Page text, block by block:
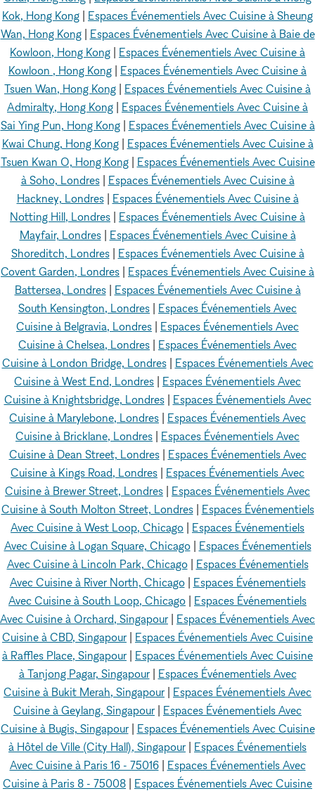
Kok, Hong Kong
Espaces Événementiels Avec Cuisine à Sheung
Wan, Hong Kong| Espaces Événementiels Avec Cuisine à Baie de
Kowloon, Hong Kong
Espaces Événementiels Avec Cuisine à
Kowloon , Hong Kong
Espaces Événementiels Avec Cuisine à
Tsuen Wan, Hong Kong
Espaces Événementiels Avec Cuisine à
Admiralty, Hong Kong
Espaces Événementiels Avec Cuisine à
Sai Ying Pun, Hong Kong| Espaces Événementiels Avec Cuisine à
Kwai Chung, Hong Kong| Espaces Événementiels Avec Cuisine à
Tsuen Kwan O, Hong Kong| Espaces Événementiels Avec Cuisine
à Soho, Londres| Espaces Événementiels Avec Cuisine à
Hackney, Londres| Espaces Événementiels Avec Cuisine à
Notting Hill, Londres
Espaces Événementiels Avec Cuisine à
Mayfair, Londres| Espaces Événementiels Avec Cuisine à
Shoreditch, Londres| Espaces Événementiels Avec Cuisine à
Covent Garden, Londres
Espaces Événementiels Avec Cuisine à
Battersea, Londres| Espaces Événementiels Avec Cuisine à
South Kensington, Londres
Espaces Événementiels Avec
Cuisine à Belgravia, Londres
Espaces Événementiels Avec
Cuisine à Chelsea, Londres
Espaces Événementiels Avec
Cuisine à London Bridge, Londres| Espaces Événementiels Avec
Cuisine à West End, Londres
Espaces Événementiels Avec
Cuisine à Knightsbridge, Londres| Espaces Événementiels Avec
Cuisine à Marylebone, Londres
Espaces Événementiels Avec
Cuisine à Bricklane, Londres
Espaces Événementiels Avec
Cuisine à Dean Street, Londres| Espaces Événementiels Avec
Cuisine à Kings Road, Londres
Espaces Événementiels Avec
Cuisine à Brewer Street, Londres
Espaces Événementiels Avec
Cuisine à South Molton Street, Londres| Espaces Événementiels
Avec Cuisine à West Loop, Chicago
Espaces Événementiels
Avec Cuisine à Logan Square, Chicago| Espaces Événementiels
Avec Cuisine à Lincoln Park, Chicago| Espaces Événementiels
Avec Cuisine à River North, Chicago| Espaces Événementiels
Avec Cuisine à South Loop, Chicago
Espaces Événementiels
Avec Cuisine à Orchard, Singapour
Espaces Événementiels Avec
Cuisine à CBD, Singapour
Espaces Événementiels Avec Cuisine
à Raffles Place, Singapour
Espaces Événementiels Avec Cuisine
à Tanjong Pagar, Singapour| Espaces Événementiels Avec
Cuisine à Bukit Merah, Singapour
Espaces Événementiels Avec
Cuisine à Geylang, Singapour
Espaces Événementiels Avec
Cuisine à Bugis, Singapour| Espaces Événementiels Avec Cuisine
à Hôtel de Ville (City Hall), Singapour
Espaces Événementiels
Avec Cuisine à Paris 16 - 75016| Espaces Événementiels Avec
Cuisine à Paris 8 - 75008
Espaces Événementiels Avec Cuisine